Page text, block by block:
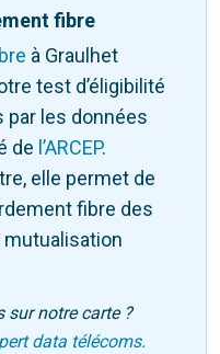
fibre
à Graulhet
test d’éligibilité
les données
de l’ARCEP.
elle permet de
fibre des
sur notre carte ?
data télécoms.